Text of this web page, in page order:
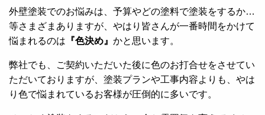
外壁塗装でのお悩みは、予算やどの塗料で塗装をするか…
等さまざまありますが、やはり皆さんが一番時間をかけて
悩まれるのは 『色決め』 かと思います。
弊社でも、ご契約いただいた後に色のお打合せをさせてい
ただいておりますが、塗装プランや工事内容よりも、やは
り色で悩まれているお客様が圧倒的に多いです。